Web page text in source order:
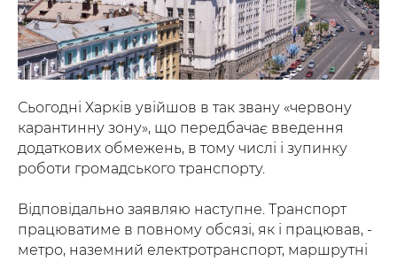
Сьогодні Харків увійшов в так звану «червону
карантинну зону», що передбачає введення
додаткових обмежень, в тому числі і зупинку
роботи громадського транспорту.
Відповідально заявляю наступне. Транспорт
працюватиме в повному обсязі, як і працював, -
метро, ​​наземний електротранспорт, маршрутні